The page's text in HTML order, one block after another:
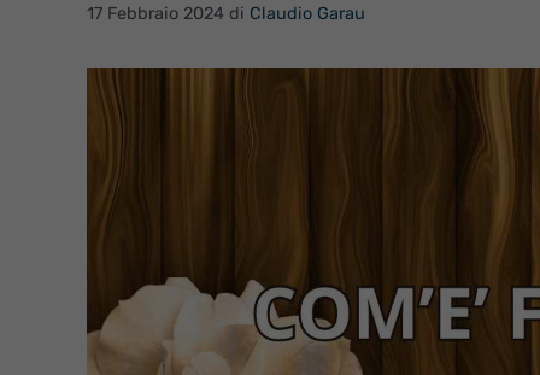
17 Febbraio 2024 di Claudio Garau